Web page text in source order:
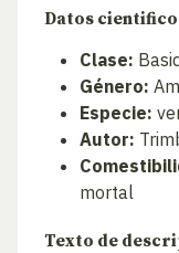
Datos
Clase:
Género:
Especie:
Autor:
mortal
Texto de